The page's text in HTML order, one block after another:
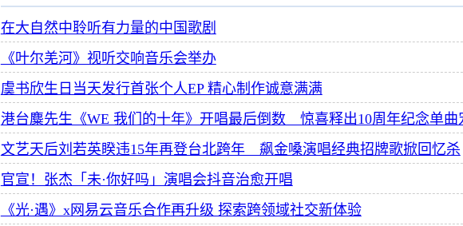
在大自然中聆听有力量的中国歌剧
《叶尔羌河》视听交响音乐会举办
虞书欣生日当天发行首张个人EP 精心制作诚意满满
港台麋先生《WE 我们的十年》开唱最后倒数 惊喜释出10周年纪念单曲
文艺天后刘若英睽违15年再登台北跨年 飙金嗓演唱经典招牌歌掀回忆杀
官宣！张杰「未·你好吗」演唱会抖音治愈开唱
《光·遇》x网易云音乐合作再升级 探索跨领域社交新体验